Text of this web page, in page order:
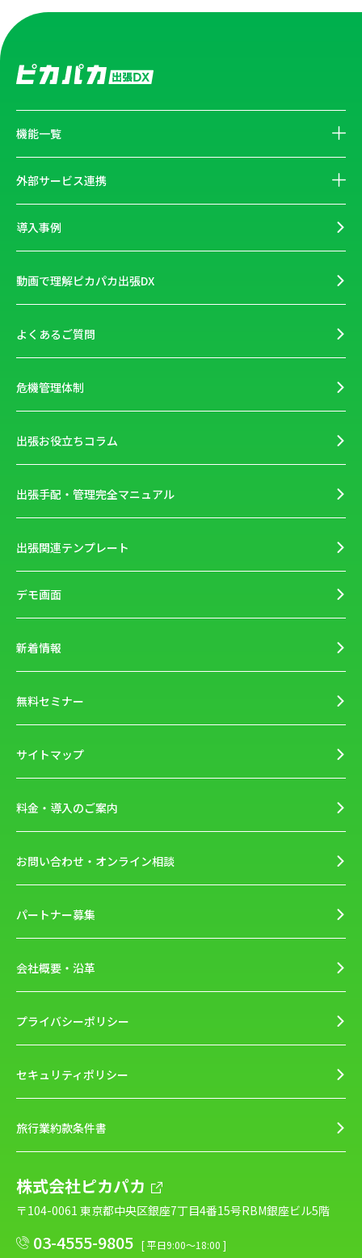
機能一覧
外部サービス連携
導入事例
動画で理解ピカパカ出張DX
よくあるご質問
危機管理体制
出張お役立ちコラム
出張手配・管理完全マニュアル
出張関連テンプレート
デモ画面
新着情報
無料セミナー
サイトマップ
料金・導入のご案内
お問い合わせ・オンライン相談
パートナー募集
会社概要・沿革
プライバシーポリシー
セキュリティポリシー
旅行業約款条件書
株式会社ピカパカ
〒104-0061 東京都中央区銀座7丁目4番15号RBM銀座ビル5階
03-4555-9805 [ 平日9:00～18:00 ]